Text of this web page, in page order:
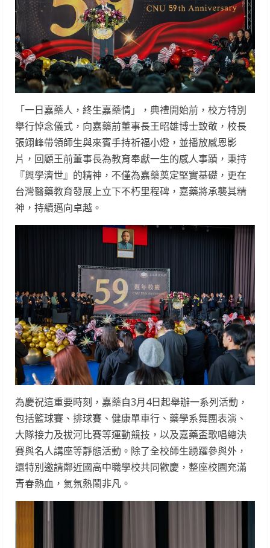
「一日嘉藥人，終生嘉藥情」，典禮開始前，校方特別
舉行悼念儀式，向嘉藥前董事長王昭雄博士致敬，校長
張翊峰帶領師生與來賓手持祈福小燈，並播放感恩影
片，回顧王前董事長為教育奉獻一生的感人事蹟，秉持
『興學濟世』的精神，不僅為嘉藥奠定堅實基礎，更在
台灣醫藥教育發展上立下不朽里程碑，嘉藥將承襲其精
神，持續邁向卓越。
為慶祝這重要時刻，嘉藥自3月4日起舉辦一系列活動，
包括籃球賽、排球賽、健康單車行、藥學系舞團表演、
大隊接力及拔河比賽等運動競技，以及嘉藥盃歌唱總決
賽與名人講座等靜態活動。除了全校師生踴躍參與外，
還特別邀請鄰近國高中職學校共同歡慶，整座校園充滿
青春熱血，氣氛熱鬧非凡。